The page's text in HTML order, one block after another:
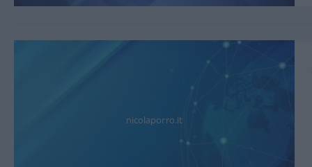
nicolaporro.it